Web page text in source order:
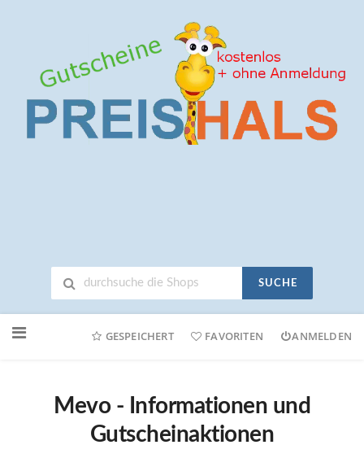
SUCHE
Online-
GESPEICHERT FAVORITEN ANMELDEN
Mevo - Informationen und
Gutscheinaktionen